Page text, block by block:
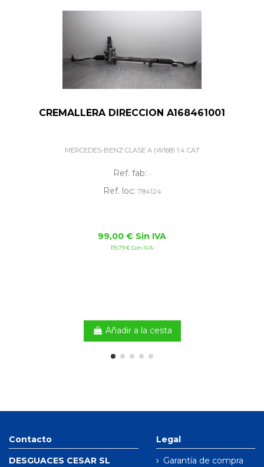
CREMALLERA DIRECCION A168461001
MERCEDES-BENZ CLASE A (W168) 1.4 CAT
Ref. fab: -
Ref. loc: 784124
99,00 € Sin IVA
119,79 € Con IVA
Añadir a la cesta
Contacto
DESGUACES CESAR SL
Legal
Garantía de compra